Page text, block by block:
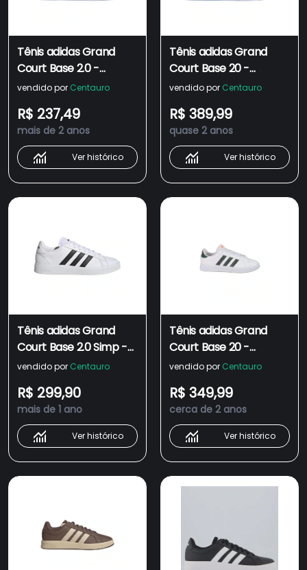
Tênis adidas Grand
Court Base 2.0 -
Masculino
vendido por Centauro
R$ 237,49
mais de 2 anos
Ver histórico
Tênis adidas Grand
Court Base 20 -
Masculino
vendido por Centauro
R$ 389,99
quase 2 anos
Ver histórico
Tênis adidas Grand
Court Base 2.0 Simp -
Masculino
vendido por Centauro
R$ 299,90
mais de 1 ano
Ver histórico
Tênis adidas Grand
Court Base 20 -
Masculino
vendido por Centauro
R$ 349,99
cerca de 2 anos
Ver histórico